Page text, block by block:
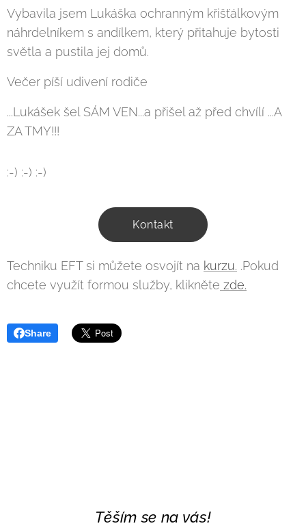
Vybavila jsem Lukáška ochranným křišťálkovým
náhrdelníkem s andílkem, který přitahuje bytosti
světla a pustila jej domů.
Večer píší udivení rodiče
...Lukášek šel SÁM VEN...a přišel až před chvílí ...A
ZA TMY!!!
:-) :-) :-)
Kontakt
Techniku EFT si můžete osvojít na kurzu. .Pokud
chcete využít formou služby, klikněte zde.
Share
Těším se na vás!